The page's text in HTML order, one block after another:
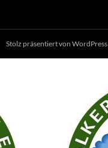
Stolz präsentiert von WordPress